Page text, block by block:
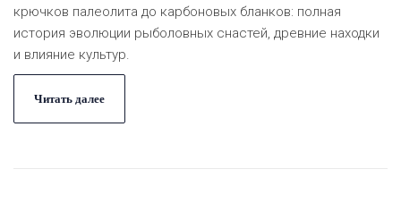
крючков палеолита до карбоновых бланков: полная
история эволюции рыболовных снастей, древние находки
и влияние культур.
Читать далее